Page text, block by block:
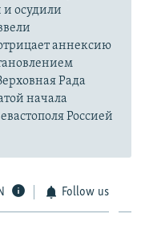
осудили
аннексию
Рада
начала
Россией
Follow us